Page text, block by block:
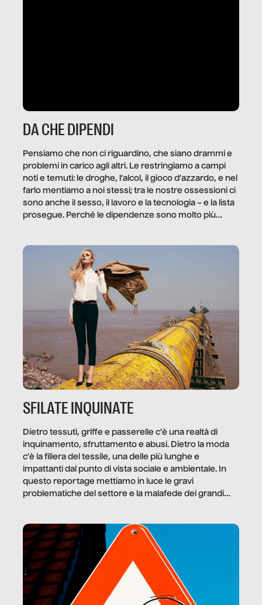
DA CHE DIPENDI
Pensiamo che non ci riguardino, che siano drammi e
problemi in carico agli altri. Le restringiamo a campi
noti e temuti: le droghe, l’alcol, il gioco d’azzardo, e nel
farlo mentiamo a noi stessi; tra le nostre ossessioni ci
sono anche il sesso, il lavoro e la tecnologia – e la lista
prosegue. Perché le dipendenze sono molto più
trae un guadagno. In questo reportage vediamo
quale e come.
SFILATE INQUINATE
Dietro tessuti, griffe e passerelle c’è una realtà di
inquinamento, sfruttamento e abusi. Dietro la moda
c’è la filiera del tessile, una delle più lunghe e
impattanti dal punto di vista sociale e ambientale. In
questo reportage mettiamo in luce le gravi
problematiche del settore e la malafede dei grandi